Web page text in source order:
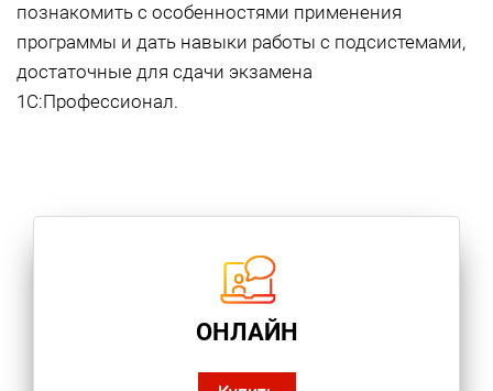
познакомить с особенностями применения
программы и дать навыки работы с подсистемами,
достаточные для сдачи экзамена
1С:Профессионал.
ОНЛАЙН